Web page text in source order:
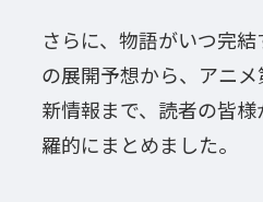
さらに、物語がいつ完
の展開予想から、アニ
新情報まで、読者の皆
羅的にまとめました。